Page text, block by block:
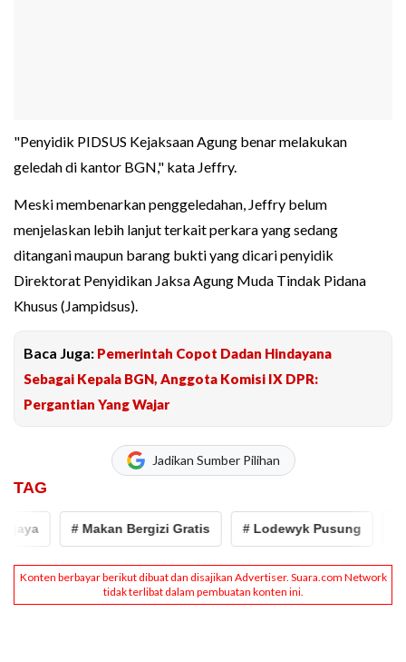
"Penyidik PIDSUS Kejaksaan Agung benar melakukan
geledah di kantor BGN," kata Jeffry.
Meski membenarkan penggeledahan, Jeffry belum
menjelaskan lebih lanjut terkait perkara yang sedang
ditangani maupun barang bukti yang dicari penyidik
Direktorat Penyidikan Jaksa Agung Muda Tindak Pidana
Khusus (Jampidsus).
Baca Juga: Pemerintah Copot Dadan Hindayana
Sebagai Kepala BGN, Anggota Komisi IX DPR:
Pergantian Yang Wajar
Jadikan Sumber Pilihan
TAG
# Makan Bergizi Gratis # Lodewyk Pusung